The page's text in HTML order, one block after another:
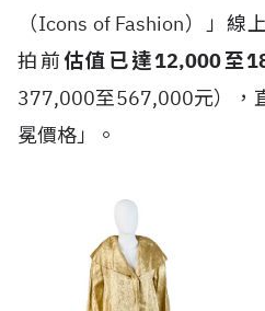
（Icons of Fashion）」線
拍前估值已達12,000至
377,000至567,000元），
冕價格」。